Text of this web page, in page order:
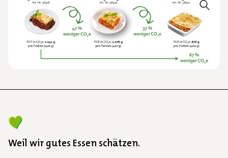
Weil wir gutes Essen schätzen.